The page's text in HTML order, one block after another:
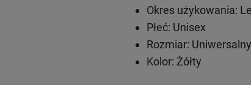
Okres użykowania:
Płeć: Unisex
Rozmiar: Uniwersalny
Kolor: Żółty